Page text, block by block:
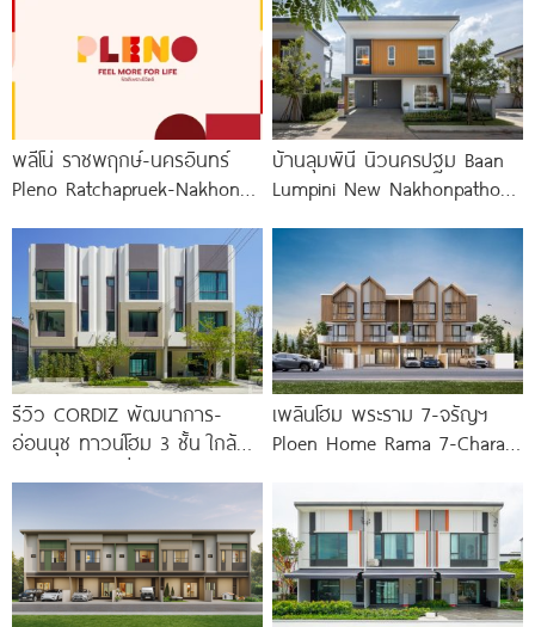
พลีโน่ ราชพฤกษ์-นครอินทร์
Pleno Ratchapruek-Nakhon
เมืองนนทบุรี
บ้านลุมพินี นิวนครปฐม Baan
Lumpini New Nakhonpathom
รีวิว CORDIZ พัฒนาการ-
อ่อนนุช ทาวน์โฮม 3 ชั้น ใกล้
ทองหล่อ
เพลินโฮม พระราม 7-จรัญฯ
Ploen Home Rama 7-Charan